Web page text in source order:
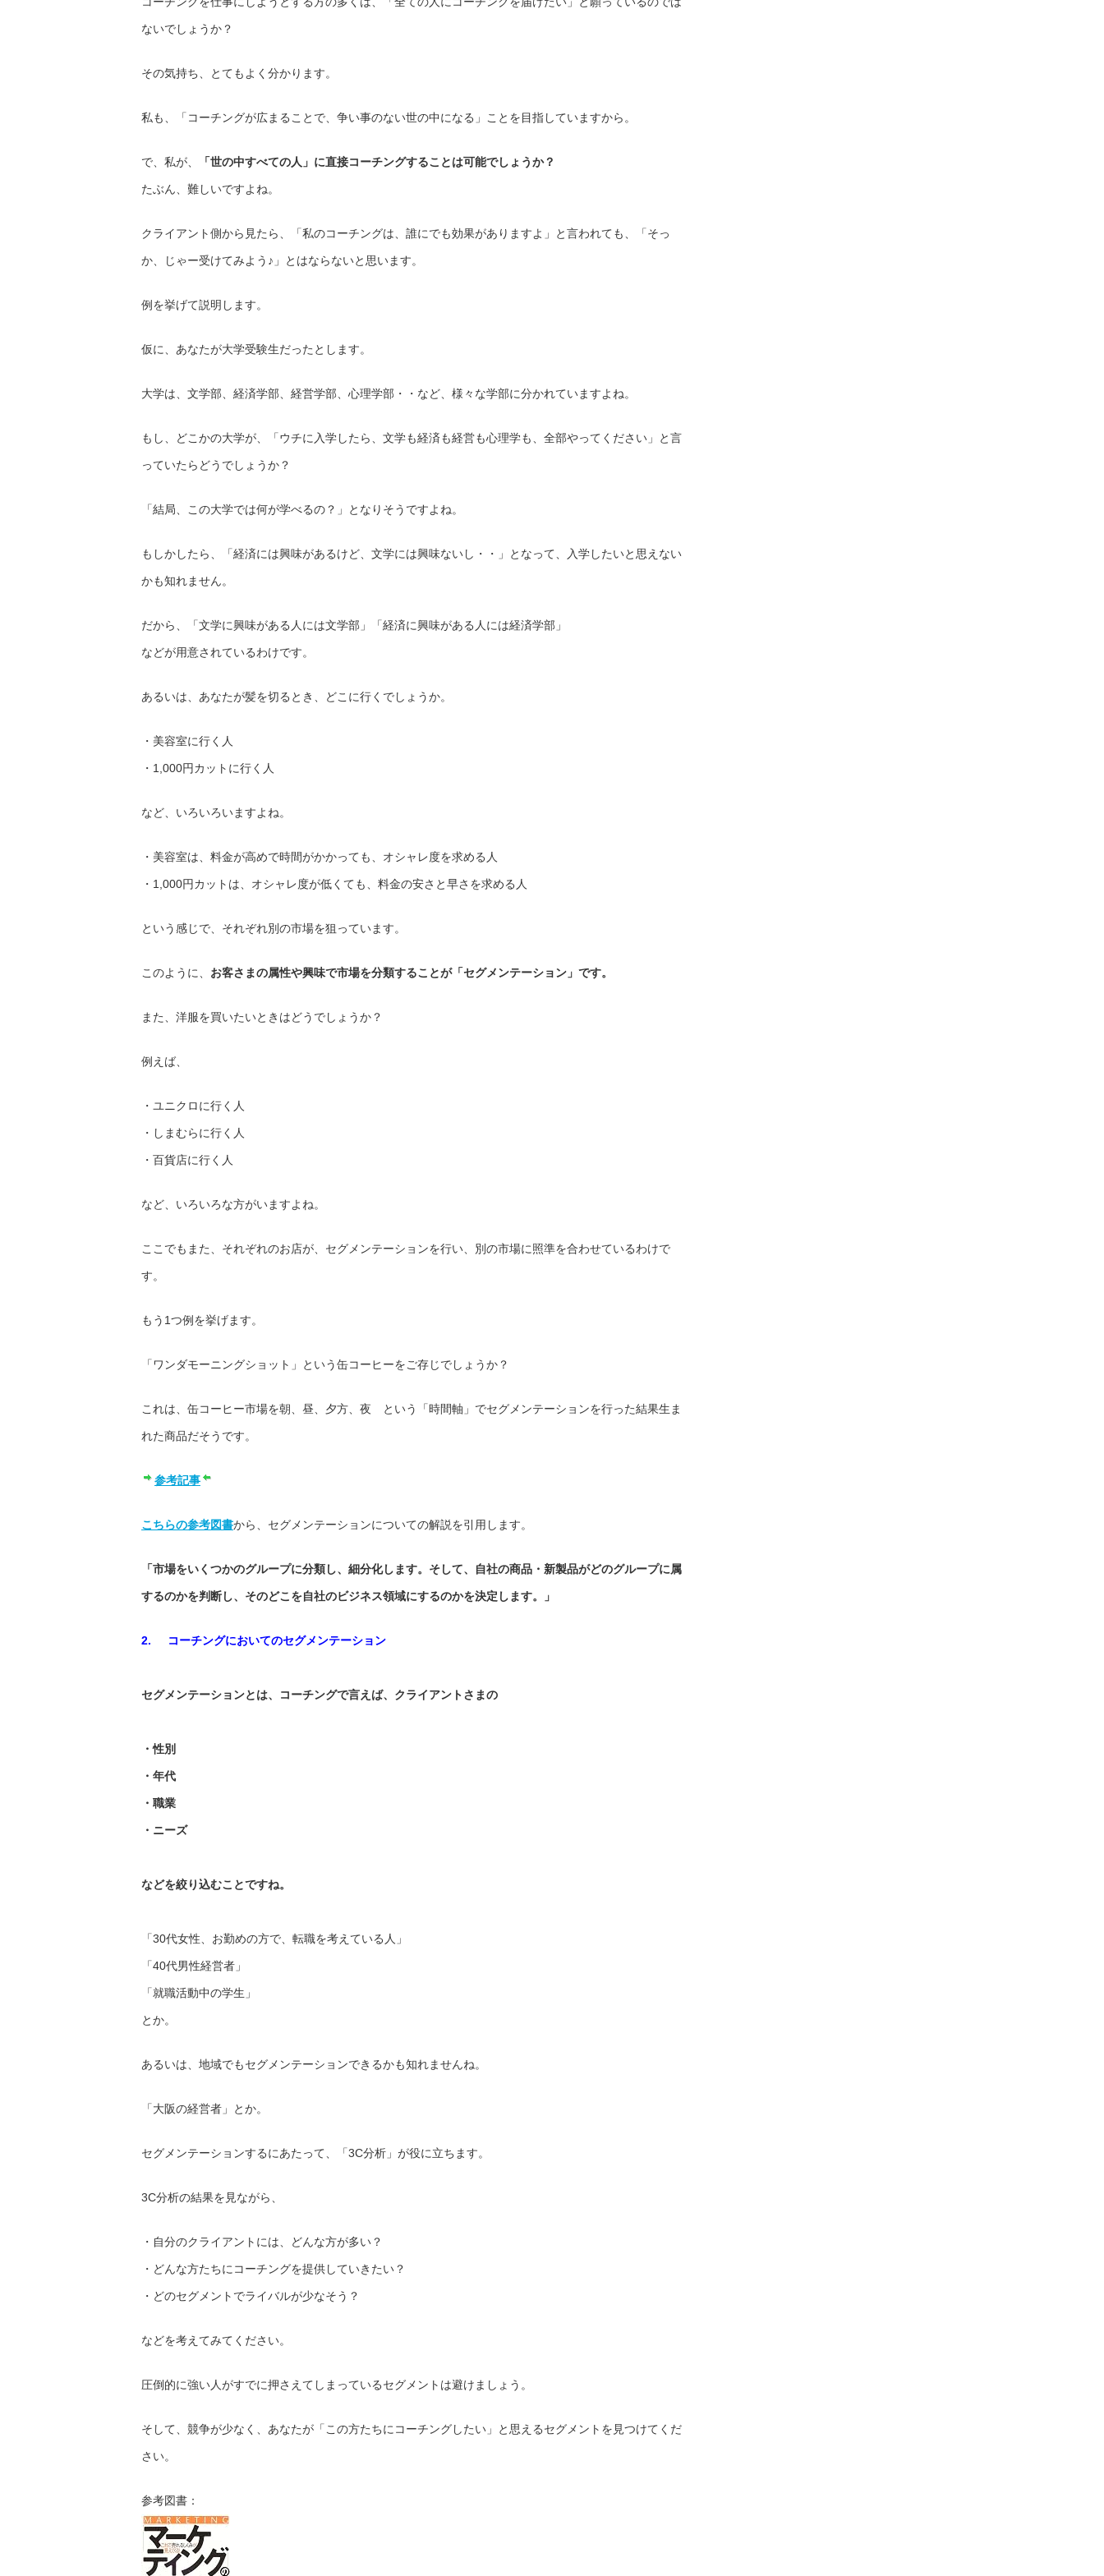
ないでしょうか？
その気持ち、とてもよく分かります。
私も、「コーチングが広まることで、争い事のない世の中になる」ことを目指していますから。
で、私が、 「世の中すべての人」に直接コーチングすることは可能でしょうか？
たぶん、難しいですよね。
クライアント側から見たら、「私のコーチングは、誰にでも効果がありますよ」と言われても、「そっ
か、じゃー受けてみよう♪」とはならないと思います。
例を挙げて説明します。
仮に、あなたが大学受験生だったとします。
大学は、文学部、経済学部、経営学部、心理学部・・など、様々な学部に分かれていますよね。
もし、どこかの大学が、「ウチに入学したら、文学も経済も経営も心理学も、全部やってください」と言
っていたらどうでしょうか？
「結局、この大学では何が学べるの？」となりそうですよね。
もしかしたら、「経済には興味があるけど、文学には興味ないし・・」となって、入学したいと思えない
かも知れません。
だから、「文学に興味がある人には文学部」「経済に興味がある人には経済学部」
などが用意されているわけです。
あるいは、あなたが髪を切るとき、どこに行くでしょうか。
・美容室に行く人
・1,000円カットに行く人
など、いろいろいますよね。
・美容室は、料金が高めで時間がかかっても、オシャレ度を求める人
・1,000円カットは、オシャレ度が低くても、料金の安さと早さを求める人
という感じで、それぞれ別の市場を狙っています。
このように、 お客さまの属性や興味で市場を分類することが「セグメンテーション」です。
また、洋服を買いたいときはどうでしょうか？
例えば、
・ユニクロに行く人
・しまむらに行く人
・百貨店に行く人
など、いろいろな方がいますよね。
ここでもまた、それぞれのお店が、セグメンテーションを行い、別の市場に照準を合わせているわけで
す。
もう1つ例を挙げます。
「ワンダモーニングショット」という缶コーヒーをご存じでしょうか？
これは、缶コーヒー市場を朝、昼、夕方、夜 という「時間軸」でセグメンテーションを行った結果生ま
れた商品だそうです。
参考記事
こちらの参考図書から、セグメンテーションについての解説を引用します。
「市場をいくつかのグループに分類し、細分化します。 そして、自社の商品・新製品がどのグループに属
するのかを判断し、そのどこを自社のビジネス領域にするのかを決定します。」
2. コーチングにおいてのセグメンテーション
セグメンテーションとは、コーチングで言えば、クライアントさまの
・性別
・年代
・職業
・ニーズ
などを絞り込むことですね。
「30代女性、お勤めの方で、転職を考えている人」
「40代男性経営者」
「就職活動中の学生」
とか。
あるいは、地域でもセグメンテーションできるかも知れませんね。
「大阪の経営者」とか。
セグメンテーションするにあたって、「3C分析」が役に立ちます。
3C分析の結果を見ながら、
・自分のクライアントには、どんな方が多い？
・どんな方たちにコーチングを提供していきたい？
・どのセグメントでライバルが少なそう？
などを考えてみてください。
圧倒的に強い人がすでに押さえてしまっているセグメントは避けましょう。
そして、競争が少なく、あなたが「この方たちにコーチングしたい」と思えるセグメントを見つけてくだ
さい。
参考図書：